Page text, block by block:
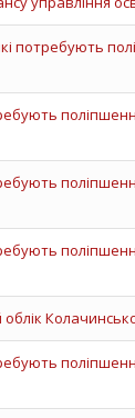
потребують